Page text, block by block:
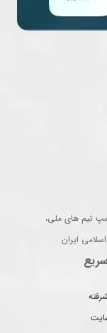
تیم های ملی،
ایران